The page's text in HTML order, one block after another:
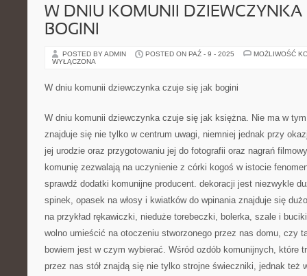
W DNIU KOMUNII DZIEWCZYNKA
BOGINI
POSTED BY ADMIN POSTED ON PAŹ - 9 - 2025
MOŻLIWOŚĆ
WYŁĄCZONA
W dniu komunii dziewczynka czuje się jak bogini
W dniu komunii dziewczynka czuje się jak księżna. Nie ma w
znajduje się nie tylko w centrum uwagi, niemniej jednak przy
jej urodzie oraz przygotowaniu jej do fotografii oraz nagrań
komunię zezwalają na uczynienie z córki kogoś w istocie
sprawdź dodatki komunijne producent. dekoracji jest niezwykle
spinek, opasek na włosy i kwiatków do wpinania znajduje się
na przykład rękawiczki, nieduże torebeczki, bolerka, szale i
wolno umieścić na otoczeniu stworzonego przez nas domu, czy
bowiem jest w czym wybierać. Wśród ozdób komunijnych, które
przez nas stół znajdą się nie tylko strojne świeczniki, jednak też